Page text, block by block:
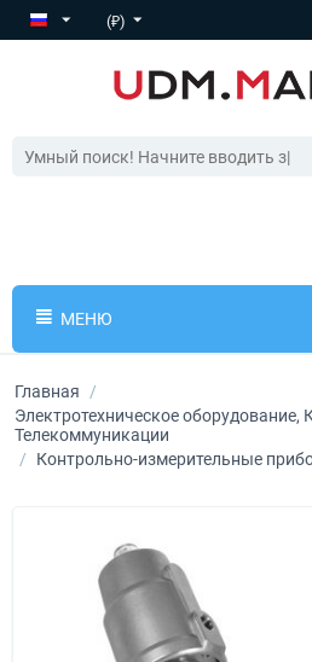
(₽)
МЕНЮ
Главная
/
Электротехническое
Телекоммуникации
/
Контрольно-измерительные